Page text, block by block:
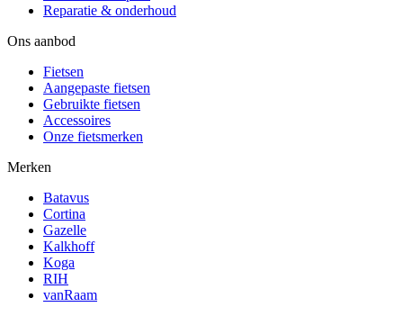
Reparatie & onderhoud
Ons aanbod
Fietsen
Aangepaste fietsen
Gebruikte fietsen
Accessoires
Onze fietsmerken
Merken
Batavus
Cortina
Gazelle
Kalkhoff
Koga
RIH
vanRaam